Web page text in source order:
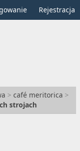
Rejestracja
> café meritorica >
strojach